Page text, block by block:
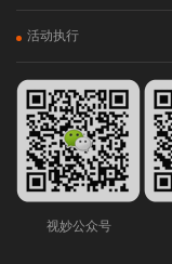
活动执行
视妙公众号